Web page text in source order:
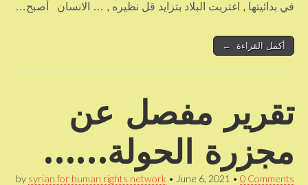
في بدائيتها , اغتربت البلاد بتزايد قل نظيره , … الانسان أصبح…
أكمل القراءة ←
تقرير مفصل عن
مجزرة الحولة……
by syrian for human rights network • June 6, 2021 • 0 Comments